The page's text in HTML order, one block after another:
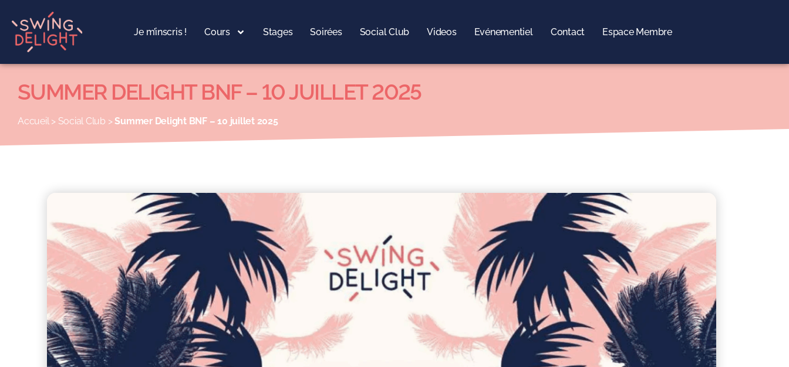
Je m’inscris ! Cours Stages Soirées Social Club Videos Evénementiel Contact Espace Membre
SUMMER DELIGHT BNF – 10 JUILLET 2025
Accueil> Social Club >Summer Delight BNF – 10 juillet 2025